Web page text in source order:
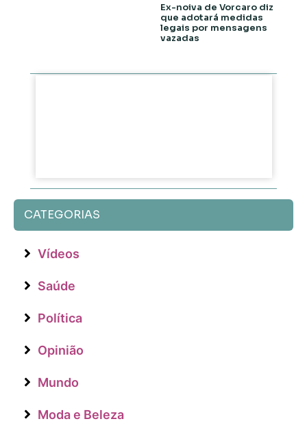
Ex-noiva de Vorcaro diz
que adotará medidas
legais por mensagens
vazadas
CATEGORIAS
Vídeos
Saúde
Política
Opinião
Mundo
Moda e Beleza